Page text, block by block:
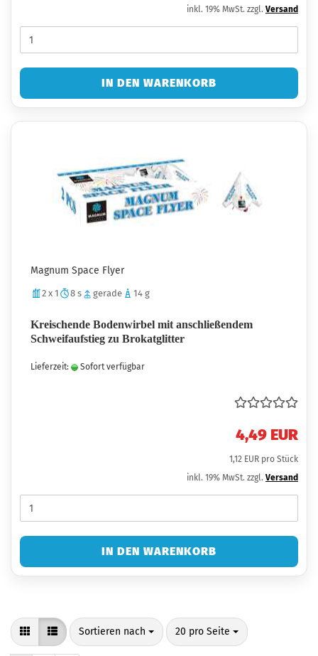
inkl. 19% MwSt. zzgl. Versand
IN DEN WARENKORB
Magnum Space Flyer
2 x 1 8 s gerade 14 g
Kreischende Bodenwirbel mit anschließendem
Schweifaufstieg zu Brokatglitter
Lieferzeit: Sofort verfügbar
4,49 EUR
1,12 EUR pro Stück
inkl. 19% MwSt. zzgl. Versand
IN DEN WARENKORB
Sortieren nach
Sortieren nach 20 pro Seite
pro Seite